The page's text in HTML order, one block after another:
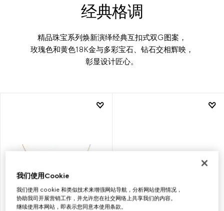
经典格调
精品珠宝系列焕新演绎经典互扣式双G图案，
玫瑰色和黄色18K金与多彩宝石、钻石交相辉映，
彰显设计匠心。
我们使用Cookie
我们使用 cookie 和类似技术来增强网站导航，分析网站使用情况，
协助我司开展营销工作，并允许您在社交网络上共享我们的内容。
继续使用本网站，即表示您同意本使用条款。